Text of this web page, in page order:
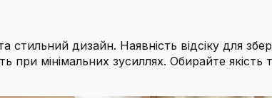
дизайн. Наявність відсіку для
мінімальних зусиллях. Обирайте